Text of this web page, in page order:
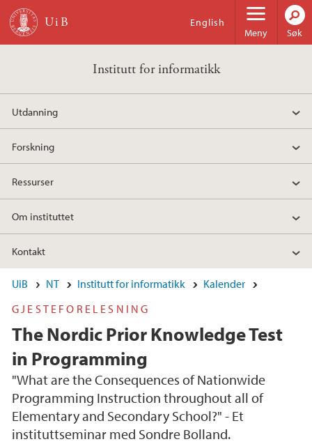
Hopp til hovedinnhold
Meny
English
Søk
Institutt for informatikk
Utdanning
Forskning
Ressurser
Om instituttet
Kontakt
UiB NT Institutt for informatikk
Kalender
GJESTEFORELESNING
The Nordic Prior Knowledge Test
in Programming
"What are the Consequences of Nationwide
Programming Instruction throughout all of
Elementary and Secondary School?" - Et
instituttseminar med Sondre Bolland.